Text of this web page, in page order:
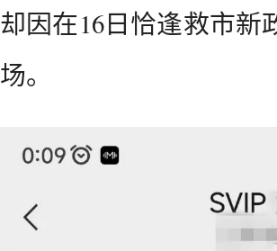
却因在16日恰逢救市
场。